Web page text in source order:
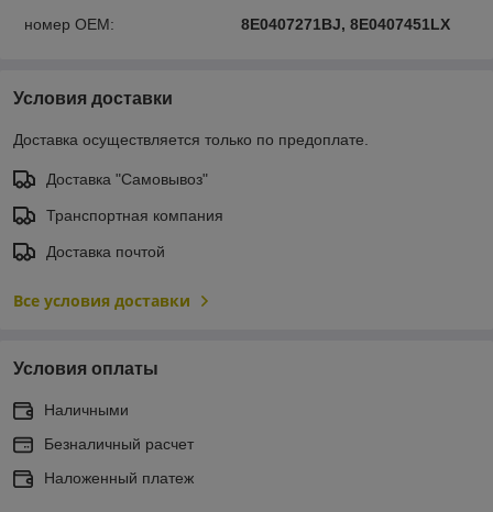
номер OEM: 8E0407271BJ, 8E0407451LX
Условия доставки
Доставка осуществляется только по предоплате.
Доставка "Самовывоз"
Транспортная компания
Доставка почтой
Все условия доставки
Условия оплаты
Наличными
Безналичный расчет
Наложенный платеж